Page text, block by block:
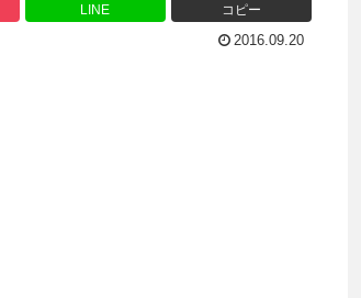
LINE コピー
2016.09.20